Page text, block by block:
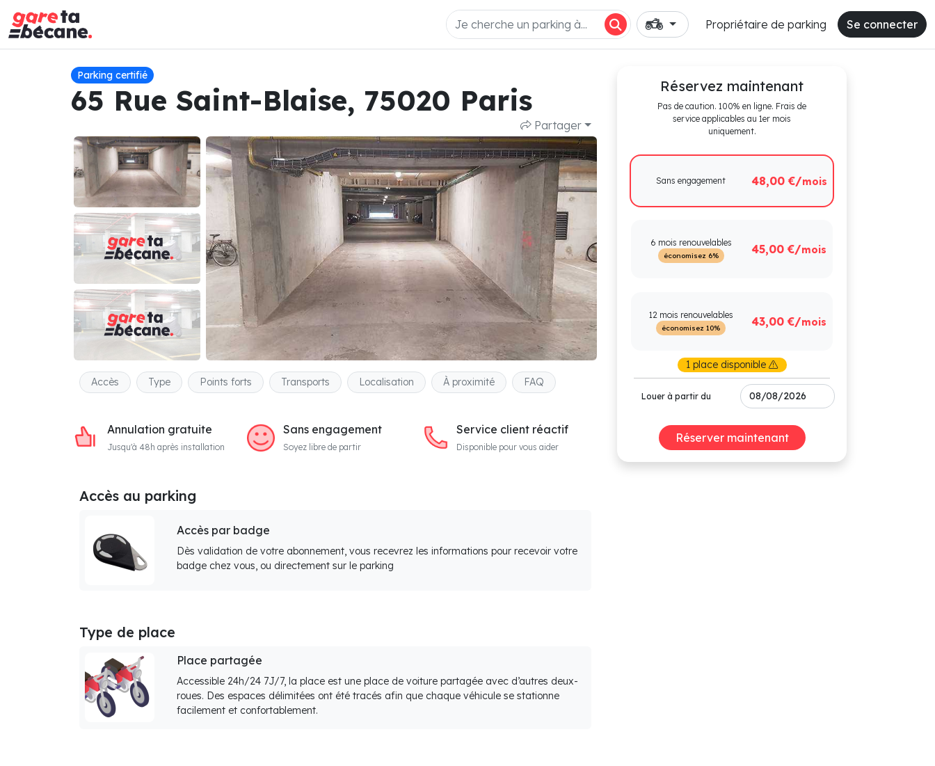
Propriétaire de parking Se connecter
Parking certifié
65 Rue Saint-Blaise, 75020 Paris
Partager
Accès Type Points forts Transports Localisation À proximité FAQ
Annulation gratuite
Jusqu'à 48h après installation
Sans engagement
Soyez libre de partir
Service client réactif
Disponible pour vous aider
Accès au parking
Accès par badge
Dès validation de votre abonnement, vous recevrez les informations pour recevoir votre
badge chez vous, ou directement sur le parking
Type de place
Place partagée
Accessible 24h/24 7J/7, la place est une place de voiture partagée avec d’autres deux-
roues. Des espaces délimitées ont été tracés afin que chaque véhicule se stationne
facilement et confortablement.
Réservez maintenant
Pas de caution. 100% en ligne. Frais de
service applicables au 1er mois
uniquement.
Sans engagement 48,00 €/mois
6 mois renouvelables
économisez 6% 45,00 €/mois
12 mois renouvelables
économisez 10% 43,00 €/mois
1 place disponible
Louer à partir du
Réserver maintenant